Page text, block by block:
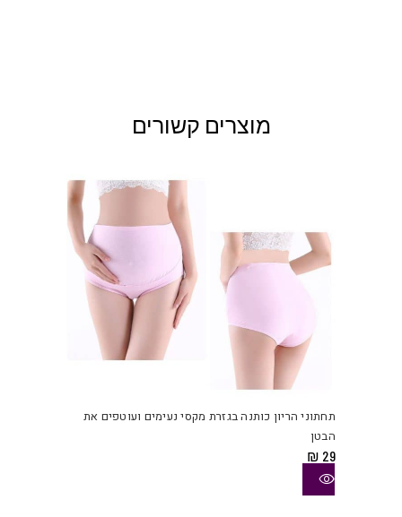
מוצרים קשורים
תחתוני הריון כותנה בגזרת מקסי נעימים ועוטפים את
הבטן
₪ 29